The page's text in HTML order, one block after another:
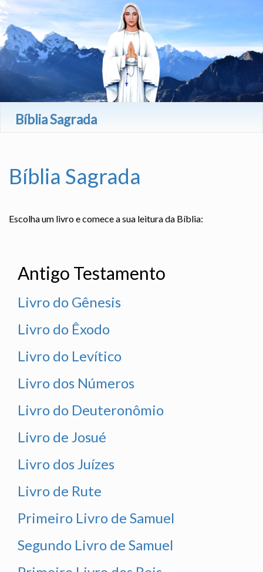
Bíblia Sagrada
Bíblia Sagrada
Escolha um livro e comece a sua leitura da Bíblia:
Antigo Testamento
Livro do Gênesis
Livro do Êxodo
Livro do Levítico
Livro dos Números
Livro do Deuteronômio
Livro de Josué
Livro dos Juízes
Livro de Rute
Primeiro Livro de Samuel
Segundo Livro de Samuel